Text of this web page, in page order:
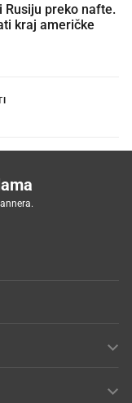
preko nafte.
kraj američke